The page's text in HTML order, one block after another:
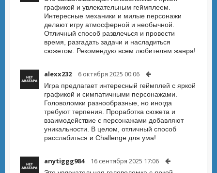
графикой и увлекательным геймплеем.
Интересные механики и милые персонажи
делают игру атмосферной и необычной.
Отличный способ развлечься и провести
время, разгадать задачи и насладиться
сюжетом. Рекомендую всем любителям жанра!
alexx232 6 октября 2025 00:06
Игра предлагает интересный геймплей с яркой
графикой и симпатичными персонажами.
Головоломки разнообразные, но иногда
требуют терпения. Проработка сюжета и
взаимодействие с персонажами добавляют
уникальности. В целом, отличный способ
расслабиться и Challenge для ума!
anytiggg984 16 сентября 2025 17:06